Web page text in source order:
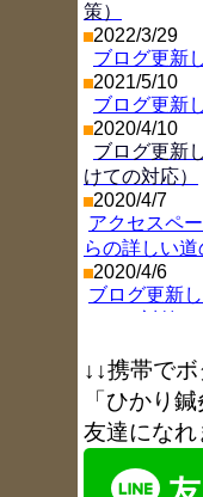
策）
2022/3/29
ブログ更新
2021/5/10
ブログ更新
2020/4/10
ブログ更新
けての対応）
2020/4/7
アクセスペ
らの詳しい道
2020/4/6
ブログ更新
ブログ更新
報）
2018/8/9
ブログ更新
ブログ更新
↓↓携帯で
「ひかり
友達になれ